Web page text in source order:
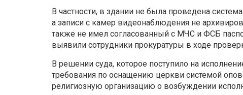
В частности, в здании не была проведена
а записи с камер видеонаблюдения не
также не имел согласованный с МЧС и ФСБ
выявили сотрудники прокуратуры в ходе
В решении суда, которое поступило на
требования по оснащению церкви системой
религиозную организацию о возбуждении